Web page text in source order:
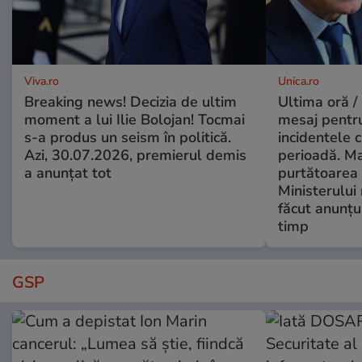
Viva.ro
Breaking news! Decizia de ultim
moment a lui Ilie Bolojan! Tocmai
s-a produs un seism în politică.
Azi, 30.07.2026, premierul demis
a anunțat tot
Unica.ro
Ultima oră /
mesaj
incidentele
perioadă.
purtătoarea
Ministerului
făcut
timp
GSP